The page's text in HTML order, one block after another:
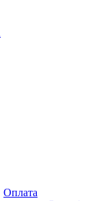
Оплата